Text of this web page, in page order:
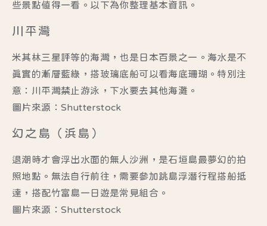
些景點值得一看。以下為你整理基本資訊。
川平灣
米其林三星評等的海灣，也是日本百景之一。海水是不
真實的漸層藍綠，搭玻璃底船可以看海底珊瑚。特別注
意：川平灣禁止游泳，下水要去其他海灘。
圖片來源：Shutterstock
幻之島（浜島）
退潮時才會浮出水面的無人沙洲，是石垣島最夢幻的拍
照地點。無法自行前往，需要參加跳島浮潛行程搭船抵
達，搭配竹富島一日遊是常見組合。
圖片來源：Shutterstock